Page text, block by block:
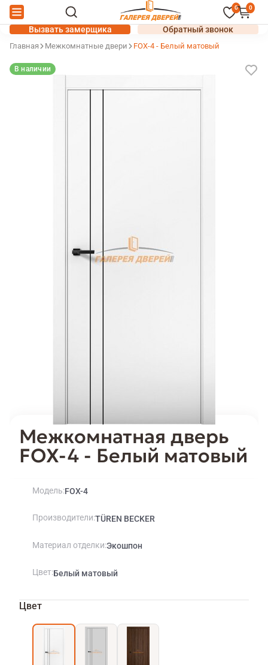
0 0
Вызвать замерщика Обратный звонок
Главная Межкомнатные двери FOX-4 - Белый матовый
Межкомнатная дверь
FOX-4 - Белый матовый
В наличии
Модель FOX-4
Производители TÜREN BECKER
Материал отделки Экошпон
Цвет Белый матовый
Цвет